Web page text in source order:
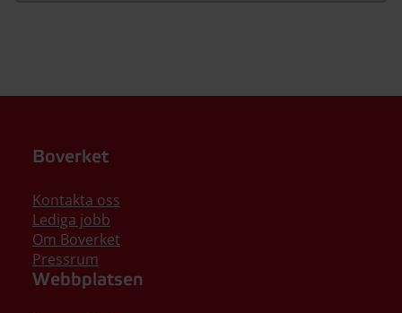
Boverket
Kontakta oss
Lediga jobb
Om Boverket
Pressrum
Webbplatsen